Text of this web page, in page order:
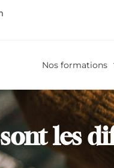
Nos formations
les